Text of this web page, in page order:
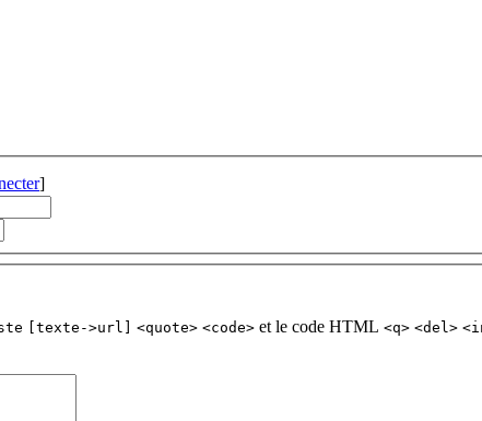
]
[texte->url] <quote> <code> et le code HTML <q> <del>